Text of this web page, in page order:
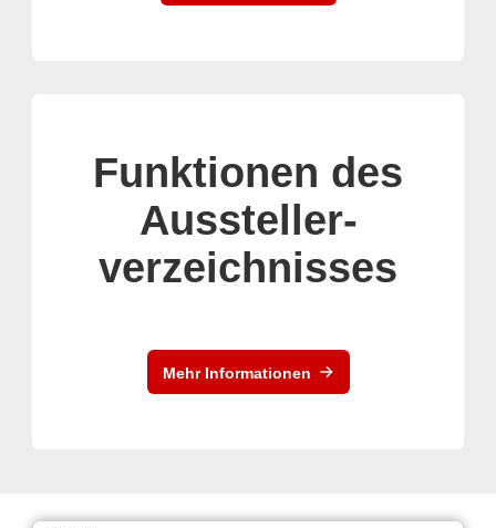
Funktionen des
Aussteller-
verzeichnisses
Mehr Informationen